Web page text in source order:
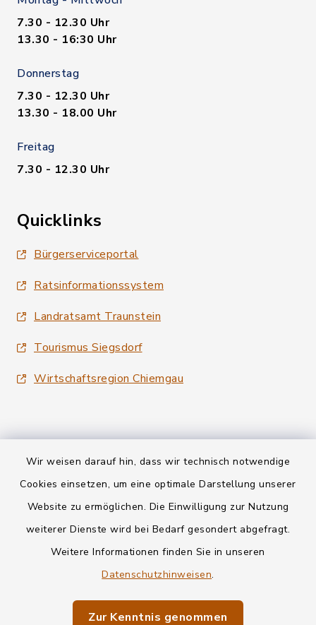
Wir weisen darauf hin, dass wir technisch notwendige
Cookies einsetzen, um eine optimale Darstellung unserer
Website zu ermöglichen. Die Einwilligung zur Nutzung
weiterer Dienste wird bei Bedarf gesondert abgefragt.
Weitere Informationen finden Sie in unseren
Datenschutzhinweisen.
Zur Kenntnis genommen
7.30 - 12.30 Uhr
13.30 - 16:30 Uhr
Donnerstag
7.30 - 12.30 Uhr
13.30 - 18.00 Uhr
Freitag
7.30 - 12.30 Uhr
Quicklinks
Bürgerserviceportal
Ratsinformationssystem
Landratsamt Traunstein
Tourismus Siegsdorf
Wirtschaftsregion Chiemgau
Kontakt
Informationspflichten